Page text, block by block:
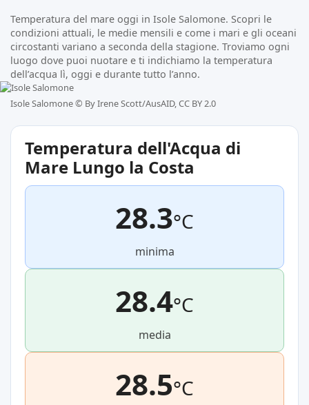
Temperatura del mare oggi in Isole Salomone. Scopri le
condizioni attuali, le medie mensili e come i mari e gli oceani
circostanti variano a seconda della stagione. Troviamo ogni
luogo dove puoi nuotare e ti indichiamo la temperatura
dell’acqua lì, oggi e durante tutto l’anno.
Isole Salomone © By Irene Scott/AusAID, CC BY 2.0
Temperatura dell'Acqua di
Mare Lungo la Costa
28.3°C
minima
28.4°C
media
28.5°C